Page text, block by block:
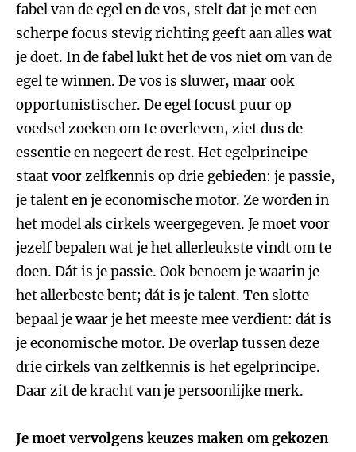
fabel van de egel en de vos, stelt dat je met een
scherpe focus stevig richting geeft aan alles wat
je doet. In de fabel lukt het de vos niet om van de
egel te winnen. De vos is sluwer, maar ook
opportunistischer. De egel focust puur op
voedsel zoeken om te overleven, ziet dus de
essentie en negeert de rest. Het egelprincipe
staat voor zelfkennis op drie gebieden: je passie,
je talent en je economische motor. Ze worden in
het model als cirkels weergegeven. Je moet voor
jezelf bepalen wat je het allerleukste vindt om te
doen. Dát is je passie. Ook benoem je waarin je
het allerbeste bent; dát is je talent. Ten slotte
bepaal je waar je het meeste mee verdient: dát is
je economische motor. De overlap tussen deze
drie cirkels van zelfkennis is het egelprincipe.
Daar zit de kracht van je persoonlijke merk.
Je moet vervolgens keuzes maken om gekozen